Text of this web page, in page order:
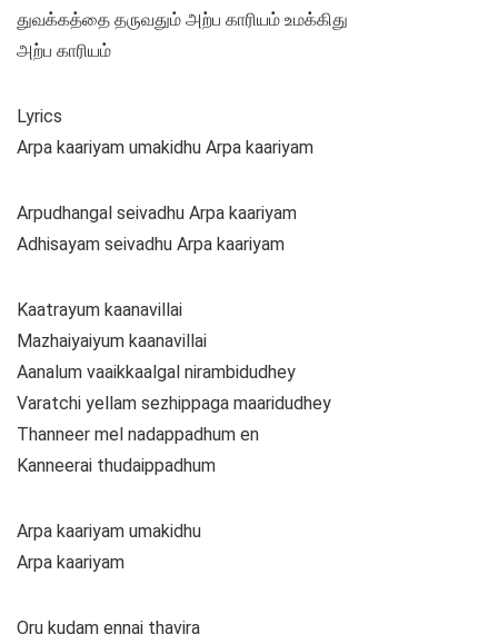
துவக்கத்தை தருவதும் அற்ப காரியம் உமக்கிது
அற்ப காரியம்
Lyrics
Arpa kaariyam umakidhu Arpa kaariyam
Arpudhangal seivadhu Arpa kaariyam
Adhisayam seivadhu Arpa kaariyam
Kaatrayum kaanavillai
Mazhaiyaiyum kaanavillai
Aanalum vaaikkaalgal nirambidudhey
Varatchi yellam sezhippaga maaridudhey
Thanneer mel nadappadhum en
Kanneerai thudaippadhum
Arpa kaariyam umakidhu
Arpa kaariyam
Oru kudam ennai thavira